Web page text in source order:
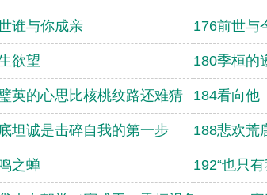
谁与你成亲 176前世与
欲望 180季桓的
英的心思比核桃纹路还难猜 184看向他
坦诚是击碎自我的第一步 188悲欢荒
如
之蝉 192“也只